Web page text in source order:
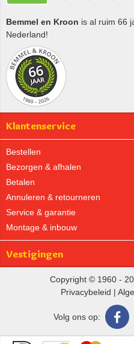
Bemmel en Kroon is al ruim 66
Nederland!
Klantenservice
Bestellen
Bezorgen & afhalen
Betalen
Annuleren & retourneren
Service & garantie
Montage & inbouw
Vestigingen
Copyright © 1960 -
Privacybeleid |
Volg ons op: